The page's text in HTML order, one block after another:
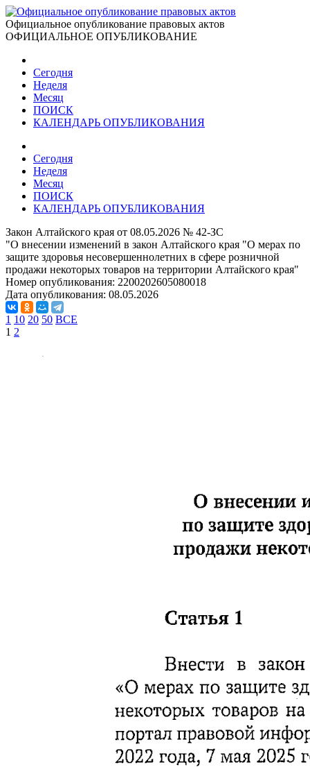
Официальное опубликование правовых актов
ОФИЦИАЛЬНОЕ ОПУБЛИКОВАНИЕ
Сегодня
Неделя
Месяц
ПОИСК
КАЛЕНДАРЬ ОПУБЛИКОВАНИЯ
Сегодня
Неделя
Месяц
ПОИСК
КАЛЕНДАРЬ ОПУБЛИКОВАНИЯ
Закон Алтайского края от 08.05.2026 № 42-ЗС
"О внесении изменений в закон Алтайского края "О мерах по
защите здоровья несовершеннолетних в сфере розничной
продажи некоторых товаров на территории Алтайского края"
Номер опубликования: 2200202605080018
Дата опубликования: 08.05.2026
1 10 20 50 ВСЕ
1 2